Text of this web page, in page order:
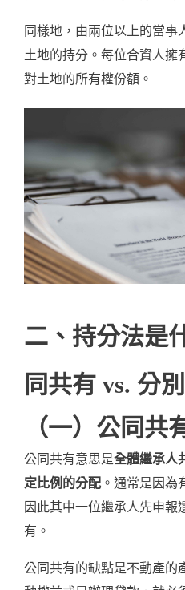
同樣地，由兩位以上的當事
土地的持分。每位合資人擁
對土地的所有權份額。
二、持分法是
同共有 vs. 分
（一）公同共
公同共有意思是全體繼承人
定比例的分配 。通常是因為
因此其中一位繼承人先申報
有。
公同共有的缺點是不動產的